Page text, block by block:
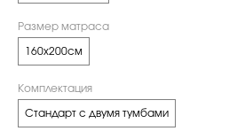
Размер матраса
160x200см
Комплектация
Стандарт с двумя тумбами